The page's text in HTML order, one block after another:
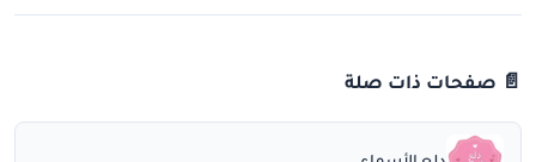
📄 صفحات ذات صلة